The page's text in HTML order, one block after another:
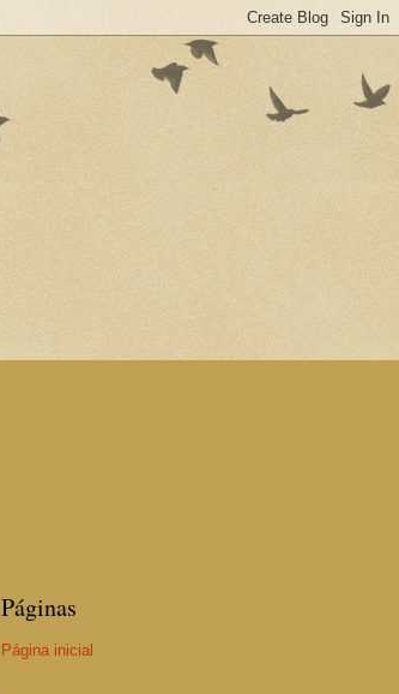
Páginas
Página inicial